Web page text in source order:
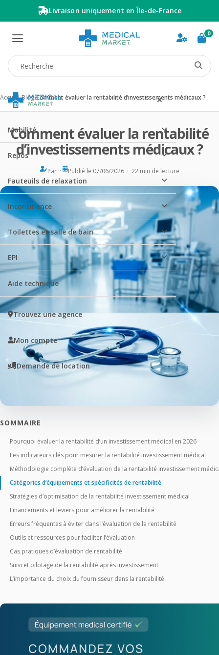
Livraison uniquement en Île-de-France
Recherche produit
0
Mobilité
Repos
Fauteuils de relaxation
Incontinence
Toilettes et salle de bain
EPI
Aide technique
Trouvez une agence
Mon compte
Demande de location
Accueil/Blog/Comment évaluer la rentabilité d’investissements médicaux ?
Comment évaluer la rentabilité
d’investissements médicaux ?
Par · Publié le 07/06/2026 · 22 min de lecture
SOMMAIRE
Pourquoi évaluer la rentabilité d’un investissement médical en 2026
Les indicateurs clés pour mesurer la rentabilité investissement médical
Méthodologie complète d’évaluation de la rentabilité investissement
Catégories d’équipements et spécificités de rentabilité
Stratégies d’optimisation de la rentabilité investissement médical
Financements et leviers pour améliorer la rentabilité
Erreurs fréquentes à éviter dans l’évaluation de la rentabilité
Outils et ressources pour faciliter l’évaluation
Cas pratiques d’évaluation de rentabilité
Suivi et pilotage de la rentabilité après investissement
L’importance du choix du fournisseur dans la rentabilité